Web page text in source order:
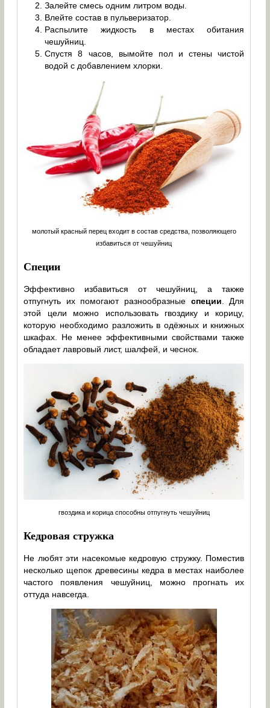
Залейте смесь одним литром воды.
Влейте состав в пульверизатор.
Распылите жидкость в местах обитания
чешуйниц.
Спустя 8 часов, вымойте пол и стены чистой
водой с добавлением хлорки.
молотый красный перец входит в состав средства, позволяющего
избавиться от чешуйниц
Специи
Эффективно избавиться от чешуйниц, а также
отпугнуть их помогают разнообразные специи . Для
этой цели можно использовать гвоздику и корицу,
которую необходимо разложить в одёжных и книжных
шкафах. Не менее эффективными свойствами также
обладает лавровый лист, шалфей, и чеснок.
гвоздика и корица способны отпугнуть чешуйниц
Кедровая стружка
Не любят эти насекомые кедровую стружку. Поместив
несколько щепок древесины кедра в местах наиболее
частого появления чешуйниц, можно прогнать их
оттуда навсегда.